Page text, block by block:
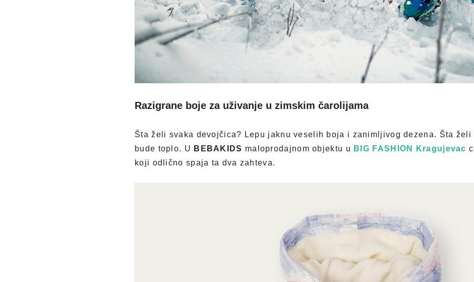
Razigrane boje za uživanje u zimskim čarolijama
Šta želi svaka devojčica? Lepu jaknu veselih boja i zanimljivog dezena. Šta želi
bude toplo. U BEBAKIDS maloprodajnom objektu u BIG FASHION Kragujevac
koji odlično spaja ta dva zahteva.